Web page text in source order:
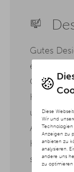
Diese
Wir und
Technologien
Anzeigen zu
anbieten zu
analysieren.
andere uns
zu
Gutes
emotional
Konzepte,
und
Angebote
Klarheit,
stimmige